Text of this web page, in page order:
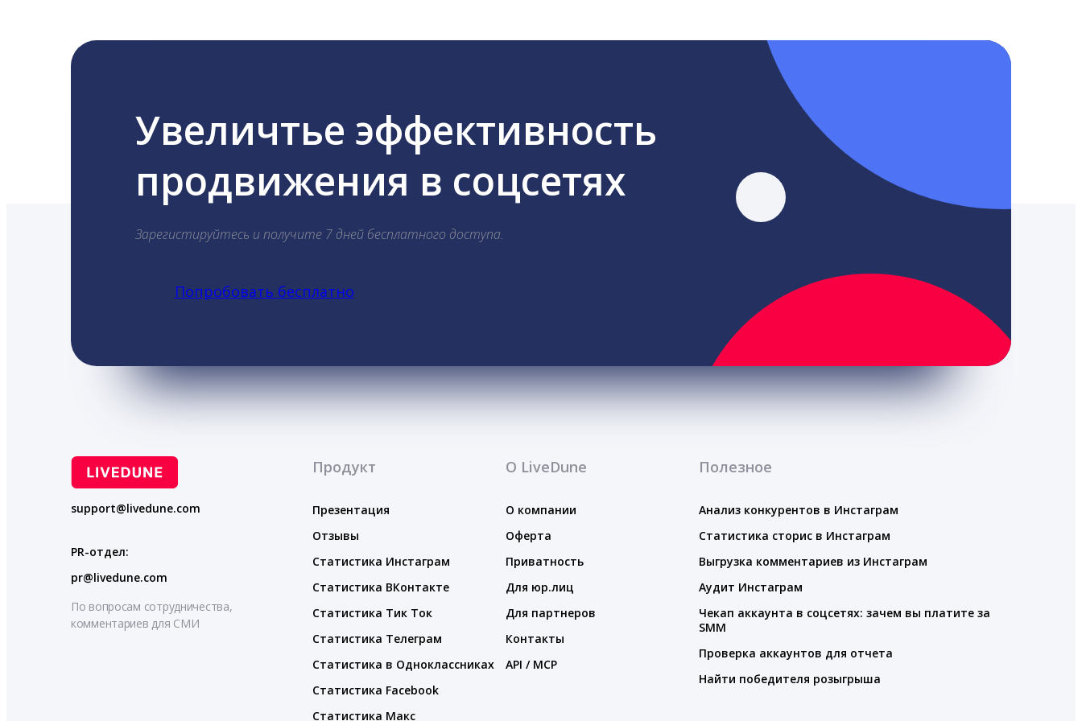
Увеличтье эффективность
продвижения в соцсетях
Зарегистируйтесь и получите 7 дней бесплатного доступа.
Попробовать бесплатно
support@livedune.com
PR-отдел:
pr@livedune.com
По вопросам сотрудничества,
комментариев для СМИ
Продукт
Презентация
Отзывы
Статистика Инстаграм
Статистика ВКонтакте
Статистика Тик Ток
Статистика Телеграм
Статистика в Одноклассниках
Статистика Facebook
Статистика Макс
О LiveDune
О компании
Оферта
Приватность
Для юр.лиц
Для партнеров
Контакты
API / MCP
Полезное
Анализ конкурентов в Инстаграм
Статистика сторис в Инстаграм
Выгрузка комментариев из Инстаграм
Аудит Инстаграм
Чекап аккаунта в соцсетях: зачем вы платите за
SMM
Проверка аккаунтов для отчета
Найти победителя розыгрыша